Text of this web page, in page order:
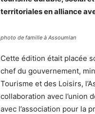
territoriales en alliance
photo de famille à Assoumlan
Cette édition était placée
chef du gouvernement,
Tourisme et des Loisirs,
collaboration avec l’union
avec l’association pour la